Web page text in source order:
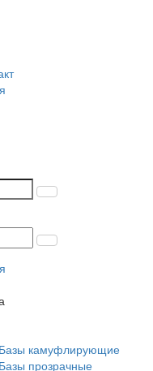
Базы камуфлирующие
Базы прозрачные